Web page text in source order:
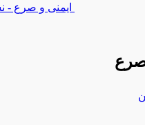
ایمنی و صرع -
صرع